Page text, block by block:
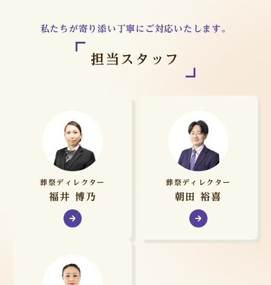
私たちが寄り添い丁寧にご対応いたします。
担当スタッフ
葬祭ディレクター
福井 博乃
葬祭ディレクター
朝田 裕喜